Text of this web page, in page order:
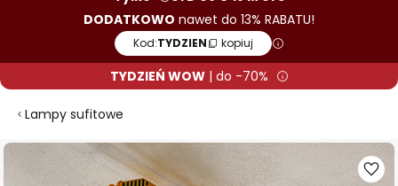
DODATKOWO nawet do 13% RABATU!
Kod:TYDZIEN kopiuj
TYDZIEŃ WOW| do -70%
Lampy sufitowe
Przejdź
na